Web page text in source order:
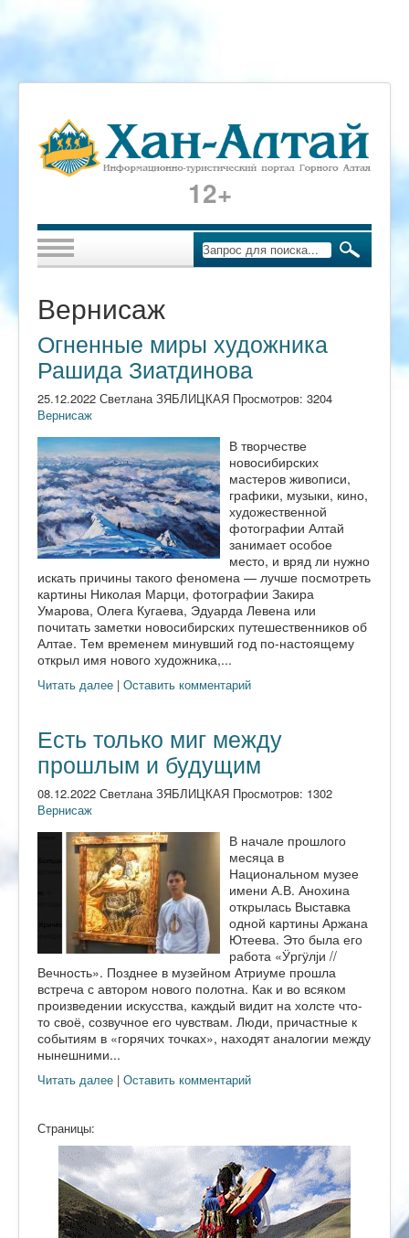
12+
Вернисаж
Огненные миры художника
Рашида Зиатдинова
25.12.2022 Светлана ЗЯБЛИЦКАЯ Просмотров: 3204
Вернисаж
В творчестве
новосибирских
мастеров живописи,
графики, музыки, кино,
художественной
фотографии Алтай
занимает особое
место, и вряд ли нужно
искать причины такого феномена — лучше посмотреть
картины Николая Марци, фотографии Закира
Умарова, Олега Кугаева, Эдуарда Левена или
почитать заметки новосибирских путешественников об
Алтае. Тем временем минувший год по-настоящему
открыл имя нового художника,...
Читать далее | Оставить комментарий
Есть только миг между
прошлым и будущим
08.12.2022 Светлана ЗЯБЛИЦКАЯ Просмотров: 1302
Вернисаж
В начале прошлого
месяца в
Национальном музее
имени А.В. Анохина
открылась Выставка
одной картины Аржана
Ютеева. Это была его
работа «Ӱргӱлји //
Вечность». Позднее в музейном Атриуме прошла
встреча с автором нового полотна. Как и во всяком
произведении искусства, каждый видит на холсте что-
то своё, созвучное его чувствам. Люди, причастные к
событиям в «горячих точках», находят аналогии между
нынешними...
Читать далее | Оставить комментарий
Страницы: